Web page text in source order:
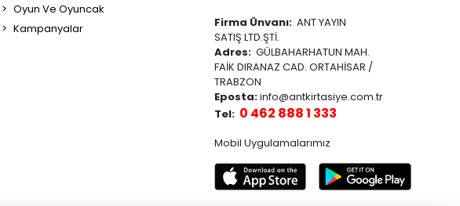
Oyun Ve Oyuncak
Kampanyalar
Firma Ünvanı: ANT YAYIN
SATIŞ LTD.ŞTİ.
Adres: GÜLBAHARHATUN MAH.
FAİK DIRANAZ CAD. ORTAHİSAR /
TRABZON
Eposta:info@antkirtasiye.com.tr
Tel: 0 462 888 1 333
Mobil Uygulamalarımız